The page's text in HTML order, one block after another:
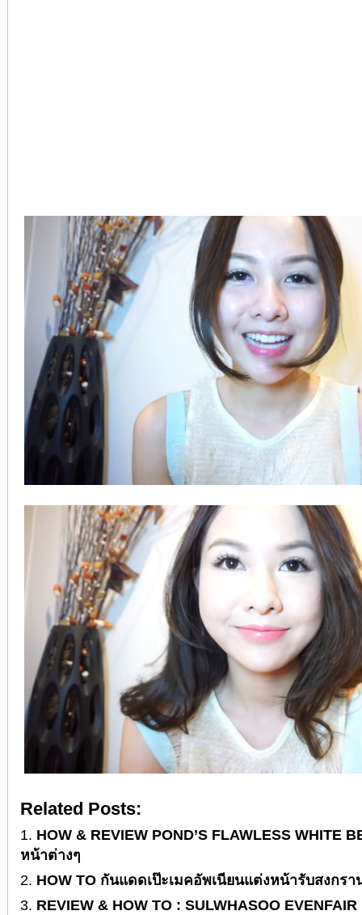
Related Posts:
HOW & REVIEW POND’S FLAWLESS WHITE
หน้าต่างๆ
HOW TO กันแดดเป๊ะเมคอัพเนียนแต่งหน้ารับสงกรา
REVIEW & HOW TO : SULWHASOO EVENFAIR